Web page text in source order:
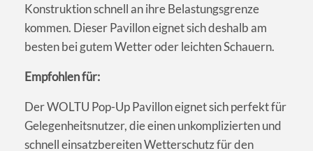
Konstruktion schnell an ihre Belastungsgrenze
kommen. Dieser Pavillon eignet sich deshalb am
besten bei gutem Wetter oder leichten Schauern.
Empfohlen für:
Der WOLTU Pop-Up Pavillon eignet sich perfekt für
Gelegenheitsnutzer, die einen unkomplizierten und
schnell einsatzbereiten Wetterschutz für den